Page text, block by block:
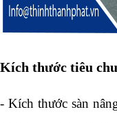
Kích thước tiêu
- Kích thước sàn